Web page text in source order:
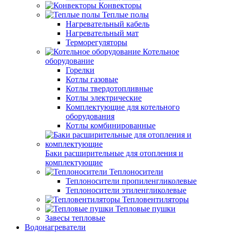
Конвекторы
Теплые полы
Нагревательный кабель
Нагревательный мат
Терморегуляторы
Котельное
оборудование
Горелки
Котлы газовые
Котлы твердотопливные
Котлы электрические
Комплектующие для котельного
оборудования
Котлы комбинированные
Баки расширительные для отопления и
комплектующие
Теплоносители
Теплоносители пропиленгликолевые
Теплоносители этиленгликолевые
Тепловентиляторы
Тепловые пушки
Завесы тепловые
Водонагреватели